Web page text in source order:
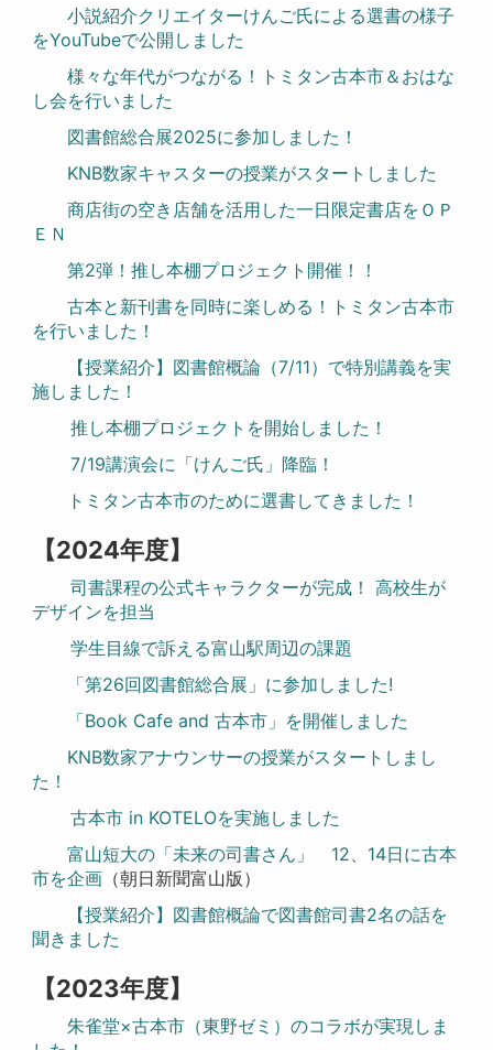
小説紹介クリエイターけんご氏による選書の様子
をYouTubeで公開しました
様々な年代がつながる！トミタン古本市＆おはな
し会を行いました
図書館総合展2025に参加しました！
KNB数家キャスターの授業がスタートしました
商店街の空き店舗を活用した一日限定書店をＯＰ
ＥＮ
第2弾！推し本棚プロジェクト開催！！
古本と新刊書を同時に楽しめる！トミタン古本市
を行いました！
【授業紹介】図書館概論（7/11）で特別講義を実
施しました！
推し本棚プロジェクトを開始しました！
7/19講演会に「けんご氏」降臨！
トミタン古本市のために選書してきました！
【2024年度】
司書課程の公式キャラクターが完成！ 高校生が
デザインを担当
学生目線で訴える富山駅周辺の課題
「第26回図書館総合展」に参加しました!
「Book Cafe and 古本市」を開催しました
KNB数家アナウンサーの授業がスタートしまし
た！
古本市 in KOTELOを実施しました
富山短大の「未来の司書さん」 12、14日に古本
市を企画 （朝日新聞富山版）
【授業紹介】図書館概論で図書館司書2名の話を
聞きました
【2023年度】
朱雀堂×古本市（東野ゼミ）のコラボが実現しま